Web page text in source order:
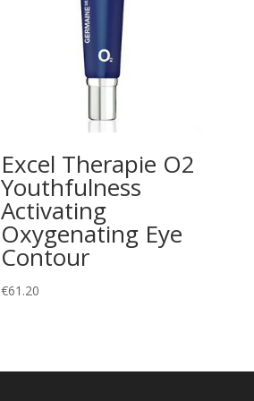
Excel Therapie O2
Youthfulness
Activating
Oxygenating Eye
Contour
€61.20